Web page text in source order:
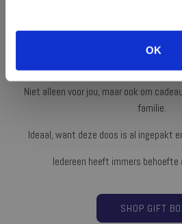
OK
Geef
cadeau
Niet alleen voor jou, maar ook om
familie.
Ideaal, want deze doos is al ingepakt
Iedereen heeft immers behoefte
SHOP GIFT